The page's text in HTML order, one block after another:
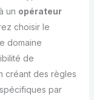
un opérateur
choisir le
domaine
de
créant des règles
par